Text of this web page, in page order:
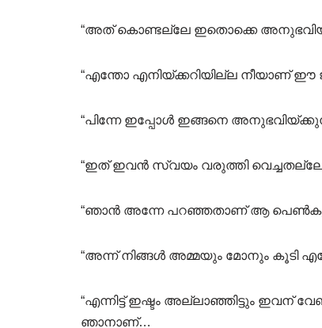
“അത് കൊണ്ടല്ലേ ഇതൊക്കെ
“എന്തോ എനിയ്ക്കറിയില്ല നീയാണ് ഈ
“പിന്നേ ഇപ്പോൾ ഇങ്ങനെ
“ഇത് ഇവൻ സ്വയം വരുത്തി
“ഞാൻ അന്നേ പറഞ്ഞതാണ് ആ
“അന്ന് നിങ്ങൾ അമ്മയും മോനും കൂടി
“എന്നിട്ട് ഇഷ്ടം അല്ലാഞ്ഞിട്ടും ഇവന്
ഞാനാണ്…